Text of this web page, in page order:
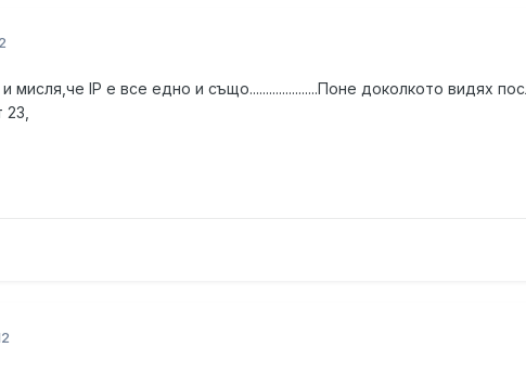
мисля,че IP е все едно и също.....................Поне доколкото видях
23,